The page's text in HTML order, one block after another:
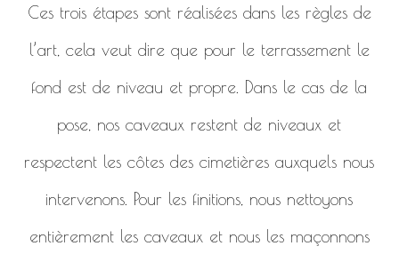
Ces trois étapes sont réalisées dans les règles de
l’art, cela veut dire que pour le terrassement le
fond est de niveau et propre. Dans le cas de la
pose, nos caveaux restent de niveaux et
respectent les côtes des cimetières auxquels nous
intervenons. Pour les finitions, nous nettoyons
entièrement les caveaux et nous les maçonnons